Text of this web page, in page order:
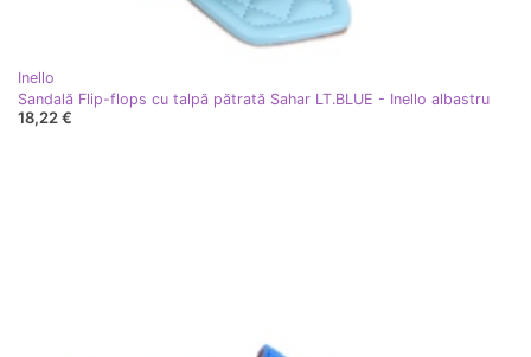
Inello
Sandală Flip-flops cu talpă pătrată Sahar LT.BLUE - Inello albastru
18,22 €